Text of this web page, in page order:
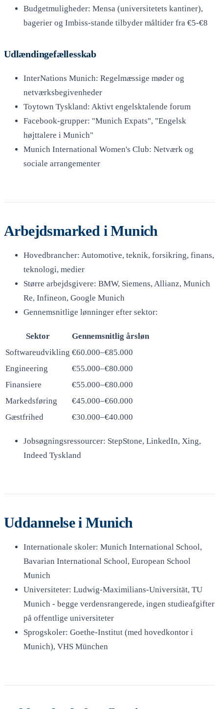
Budgetmuligheder: Mensa (universitetets kantiner),
bagerier og Imbiss-stande tilbyder måltider fra €5-€8
Udlændingefællesskab
InterNations Munich: Regelmæssige møder og
netværksbegivenheder
Toytown Tyskland: Aktivt engelsktalende forum
Facebook-grupper: "Munich Expats", "Engelsk
højttalere i Munich"
Munich International Women's Club: Netværk og
sociale arrangementer
Arbejdsmarked i Munich
Hovedbrancher: Automotive, teknik, forsikring, finans,
teknologi, medier
Større arbejdsgivere: BMW, Siemens, Allianz, Munich
Re, Infineon, Google Munich
Gennemsnitlige lønninger efter sektor:
Sektor
Gennemsnitlig årsløn
Softwareudvikling €60.000–€85.000
Engineering
€55.000–€80.000
Finansiere
€55.000–€80.000
Markedsføring
€45.000–€60.000
Gæstfrihed
€30.000–€40.000
Jobsøgningsressourcer: StepStone, LinkedIn, Xing,
Indeed Tyskland
Uddannelse i Munich
Internationale skoler: Munich International School,
Bavarian International School, European School
Munich
Universiteter: Ludwig-Maximilians-Universität, TU
Munich - begge verdensrangerede, ingen studieafgifter
på offentlige universiteter
Sprogskoler: Goethe-Institut (med hovedkontor i
Munich), VHS München